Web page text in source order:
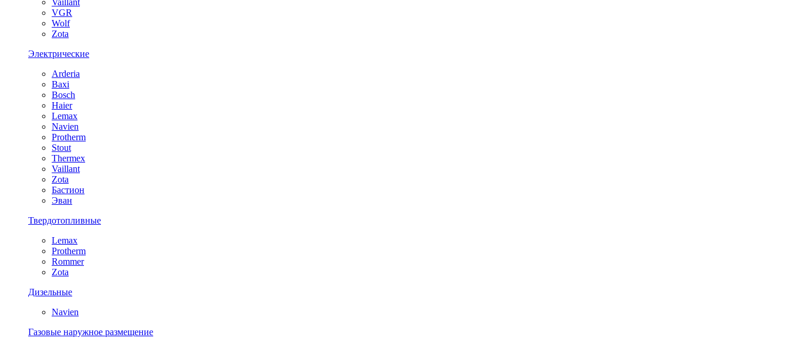
Vaillant
VGR
Wolf
Zota
Электрические
Arderia
Baxi
Bosch
Haier
Lemax
Navien
Protherm
Stout
Thermex
Vaillant
Zota
Бастион
Эван
Твердотопливные
Lemax
Protherm
Rommer
Zota
Дизельные
Navien
Газовые наружное размещение